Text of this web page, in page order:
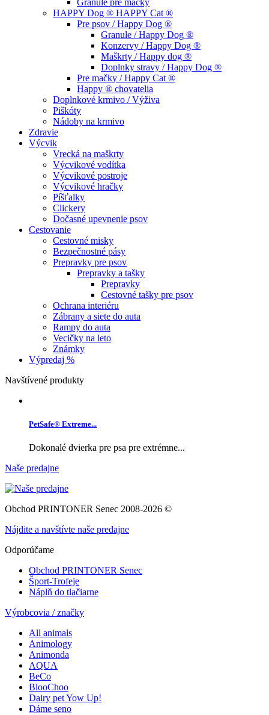
HAPPY Dog ® HAPPY Cat ®
Pre psov / Happy Dog ®
Granule / Happy Dog ®
Konzervy / Happy Dog ®
Maškrty / Happy dog ®
Doplnky stravy / Happy Dog ®
Pre mačky / Happy Cat ®
Happy ® chovatelia
Doplnkové krmivo / Výživa
Piškóty
Nádoby na krmivo
Zdravie
Výcvik
Vrecká na maškrty
Výcvikové vodítka
Výcvikové postroje
Výcvikové hračky
Píšťalky
Clickery
Dočasné upevnenie psov
Cestovanie
Cestovné misky
Bezpečnostné pásy
Prepravky pre psov
Prepravky a tašky
Prepravky
Cestovné tašky pre psov
Ochrana interiéru
Zábrany a siete do auta
Rampy do auta
Vecičky na leto
Známky
Výpredaj %
Navštívené produkty
PetSafe® Extreme...
Dokonalé dvierka pre psa pre extrémne...
Naše predajne
Obchod PRINTONER Senec 2008-2026 ©
Nájdite a navštívte naše predajne
Odporúčame
Obchod PRINTONER Senec
Šport-Trofeje
Náplň do tlačiarne
Výrobcovia / značky
All animals
Animology
Animonda
AQUA
BeCo
BlooChoo
Dairy pet Yow Up!
Dáme seno